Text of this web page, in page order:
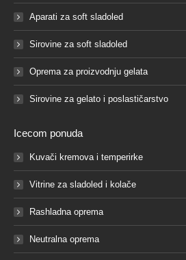
Aparati za soft sladoled
Sirovine za soft sladoled
Oprema za proizvodnju gelata
Sirovine za gelato i poslastičarstvo
Icecom ponuda
Kuvači kremova i temperirke
Vitrine za sladoled i kolače
Rashladna oprema
Neutralna oprema